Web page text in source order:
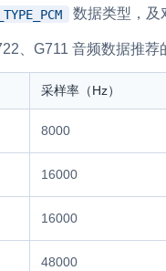
数据类型，及
、G711 音频数据推荐
采样率（Hz）
8000
16000
16000
48000